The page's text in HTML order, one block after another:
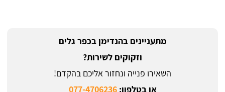
מתעניינים בהנדימן בכפר גלים
וזקוקים לשירות?
השאירו פנייה ונחזור אליכם בהקדם!
או בטלפון:077-4706236